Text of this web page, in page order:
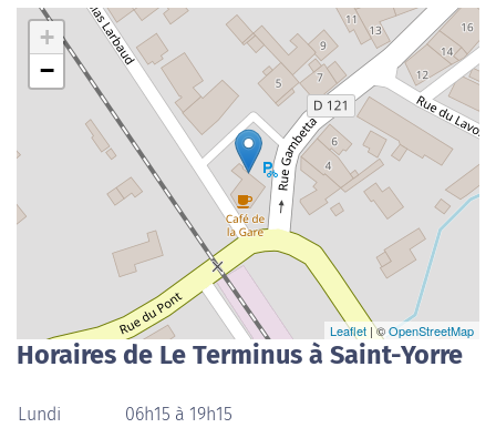
+
−
Leaflet | ©OpenStreetMap
Horaires de Le Terminus à Saint-Yorre
Lundi
06h15 à 19h15